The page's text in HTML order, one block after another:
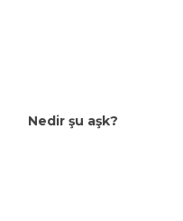
Nedir şu aşk?